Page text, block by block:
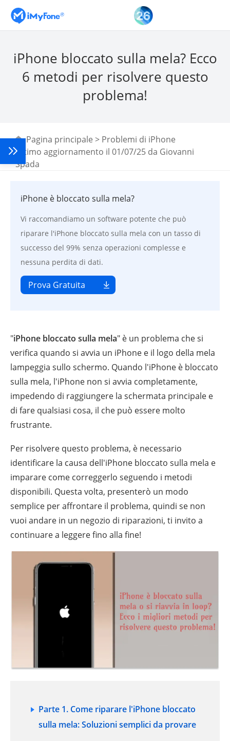
iPhone bloccato sulla mela? Ecco
6 metodi per risolvere questo
problema!
Pagina principale > Problemi di iPhone
Ultimo aggiornamento il 01/07/25 da Giovanni
Spada
iPhone è bloccato sulla mela?
Vi raccomandiamo un software potente che può
riparare l'iPhone bloccato sulla mela con un tasso di
successo del 99% senza operazioni complesse e
nessuna perdita di dati.
Prova Gratuita
"iPhone bloccato sulla mela" è un problema che si
verifica quando si avvia un iPhone e il logo della mela
lampeggia sullo schermo. Quando l'iPhone è bloccato
sulla mela, l'iPhone non si avvia completamente,
impedendo di raggiungere la schermata principale e
di fare qualsiasi cosa, il che può essere molto
frustrante.
Per risolvere questo problema, è necessario
identificare la causa dell'iPhone bloccato sulla mela e
imparare come correggerlo seguendo i metodi
disponibili. Questa volta, presenterò un modo
semplice per affrontare il problema, quindi se non
vuoi andare in un negozio di riparazioni, ti invito a
continuare a leggere fino alla fine!
Parte 1. Come riparare l'iPhone bloccato
sulla mela: Soluzioni semplici da provare